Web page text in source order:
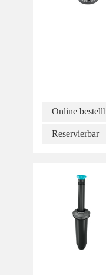
Online
Reservierbar